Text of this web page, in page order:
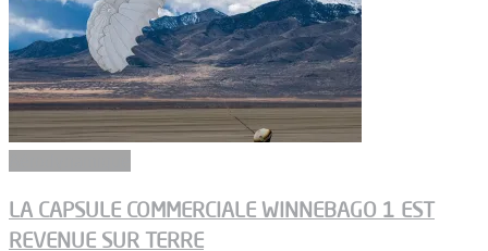
LA CAPSULE COMMERCIALE WINNEBAGO 1 EST
REVENUE SUR TERRE